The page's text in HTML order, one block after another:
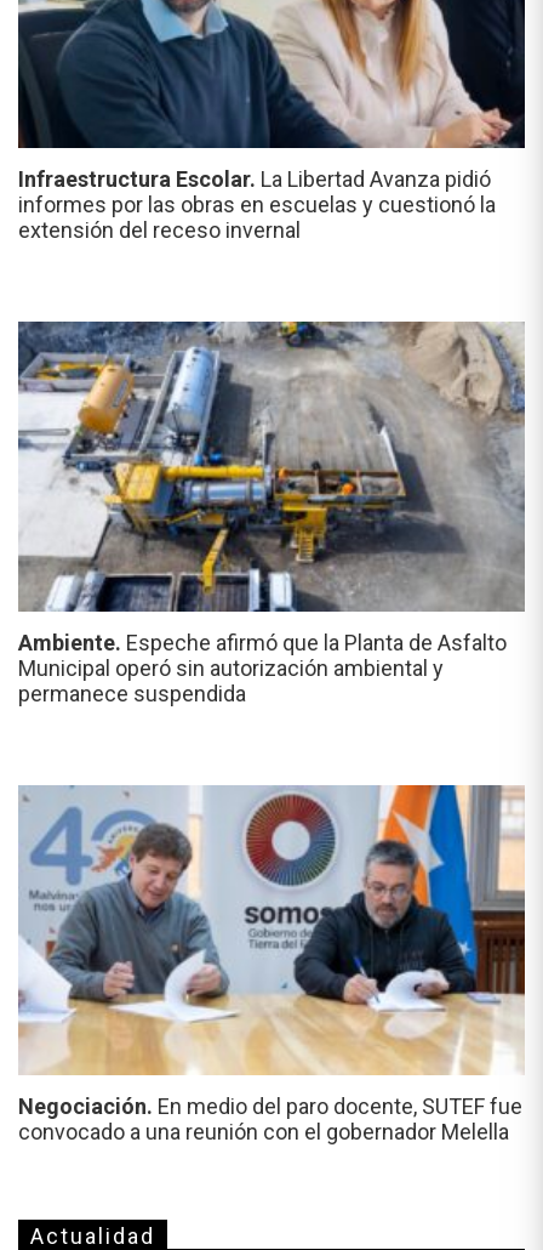
Infraestructura Escolar. La Libertad Avanza pidió
informes por las obras en escuelas y cuestionó la
extensión del receso invernal
Ambiente. Espeche afirmó que la Planta de Asfalto
Municipal operó sin autorización ambiental y
permanece suspendida
Negociación. En medio del paro docente, SUTEF fue
convocado a una reunión con el gobernador Melella
Actualidad